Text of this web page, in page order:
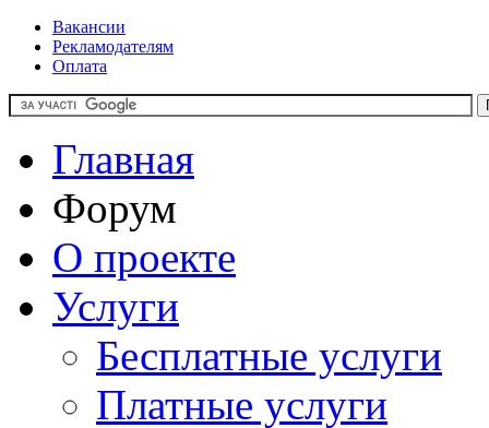
Вакансии
Рекламодателям
Оплата
Главная
Форум
О проекте
Услуги
Бесплатные услуги
Платные услуги